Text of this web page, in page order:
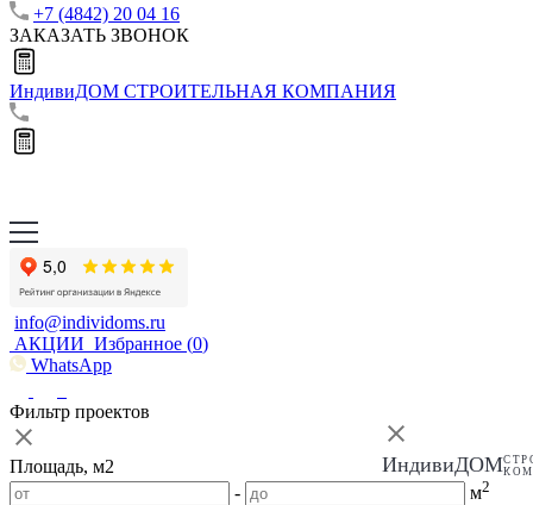
+7 (4842) 20 04 16
ЗАКАЗАТЬ ЗВОНОК
ИндивиДОМ СТРОИТЕЛЬНАЯ КОМПАНИЯ
info@individoms.ru
АКЦИИ Избранное (0)
WhatsApp
ИндивиДОМ
Фильтр проектов
Площадь, м2
-
м2